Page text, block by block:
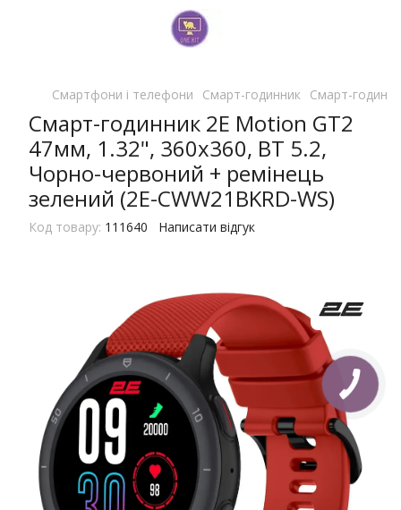
Смартфони і телефони Смарт-годинник Смарт-
Смарт-годинник 2E Motion GT2
47мм, 1.32", 360x360, BT 5.2,
Чорно-червоний + ремінець
зелений (2E-CWW21BKRD-WS)
Код товару: 111640 Написати відгук